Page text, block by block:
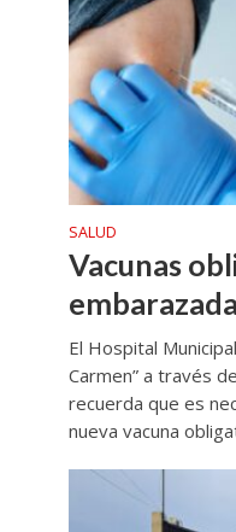
SALUD
Vacunas
El Hospital
Carmen” a través
recuerda que es
nueva vacuna